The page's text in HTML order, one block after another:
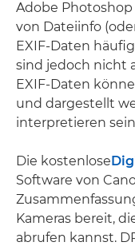
Adobe
von Dateiinfo
EXIF-Daten
sind jedoch nicht
EXIF-Daten
und dargestellt
interpretieren
Die kostenlose
Software von
Kameras bereit,
abrufen kannst.